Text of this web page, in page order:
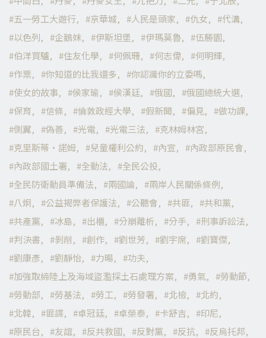
五一勞工大遊行
京華城 人民是頭家 仇女
代溝
以色列
企鵝妹 伊斯坦堡 伊瑪莫魯
伍勝園
伯洋買驢
住友化學 何佩珊 何志偉
何明輝
作票
你知道的比我還多
你認識你的立委嗎
使女的故事
侯家瑜 侯漢廷 俄國
俄國總統大選
保育
信條 倫敦政經大學 假新聞 偏見
做功課
側翼
偽善 光電 光電三法
克林姆林宮
克里斯蒂·諾姆
兒童權利公約 內宣
內政部原民會
內政部國土署
全動法
全民公投
全民防衛動員準備法
兩國論
兩岸人民關係條例
八炯
公益揭弊者保護法 公聽會 共匪
共和黨
共產黨
冰島 出櫃 分崩離析 分手
刑事訴訟法
判決書
剝削 創作 劉世芳 劉宇席
劉寶傑
劉康彥
劉靜怡 力暘
功夫
加強取締陸上及海域盜濫採土石處理方案
勇氣
勞動節
勞動部
勞基法 勞工 勞發署 北檢
北約
北韓
匪諜 卓冠廷 卓榮泰 卡舒吉
印尼
原民台
友誼 反共救國 反對黨 反抗
反烏托邦